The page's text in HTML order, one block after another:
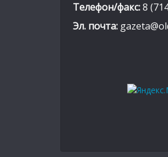
Телефон/факс:8
Эл. почта: